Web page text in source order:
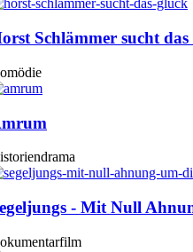
Schlämmer sucht
- Mit Null